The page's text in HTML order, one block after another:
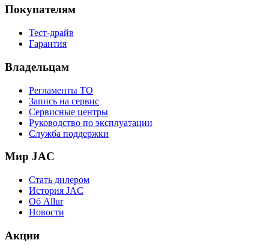
Покупателям
Тест-драйв
Гарантия
Владельцам
Регламенты ТО
Запись на сервис
Сервисные центры
Руководство по эксплуатации
Служба поддержки
Мир JAC
Стать дилером
История JAC
Об Allur
Новости
Акции